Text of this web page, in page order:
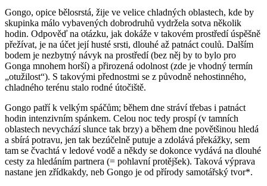
Gongo, opice bělosrstá, žije ve velice chladných oblastech, kde by
skupinka málo vybavených dobrodruhů vydržela sotva několik
hodin. Odpověď na otázku, jak dokáže v takovém prostředí úspěšně
přežívat, je na účet její husté srsti, dlouhé až patnáct coulů. Dalším
bodem je nezbytný návyk na prostředí (bez něj by to bylo pro
Gonga mnohem horší) a přirozená odolnost (zde je vhodný termín
„otužilost“). S takovými přednostmi se z původně nehostinného,
chladného terénu stalo rodné útočiště.
Gongo patří k velkým spáčům; během dne stráví třebas i patnáct
hodin intenzivním spánkem. Celou noc tedy prospí (v tamních
oblastech nevychází slunce tak brzy) a během dne povětšinou hledá
a sbírá potravu, jen tak bezúčelně putuje a zdolává překážky, sem
tam se čvachtá v ledové vodě a někdy se dokonce vydává na dlouhé
cesty za hledáním partnera (= pohlavní protějšek). Taková výprava
nastane jen zřídkakdy, neb Gongo je od přírody samotářský tvor*.